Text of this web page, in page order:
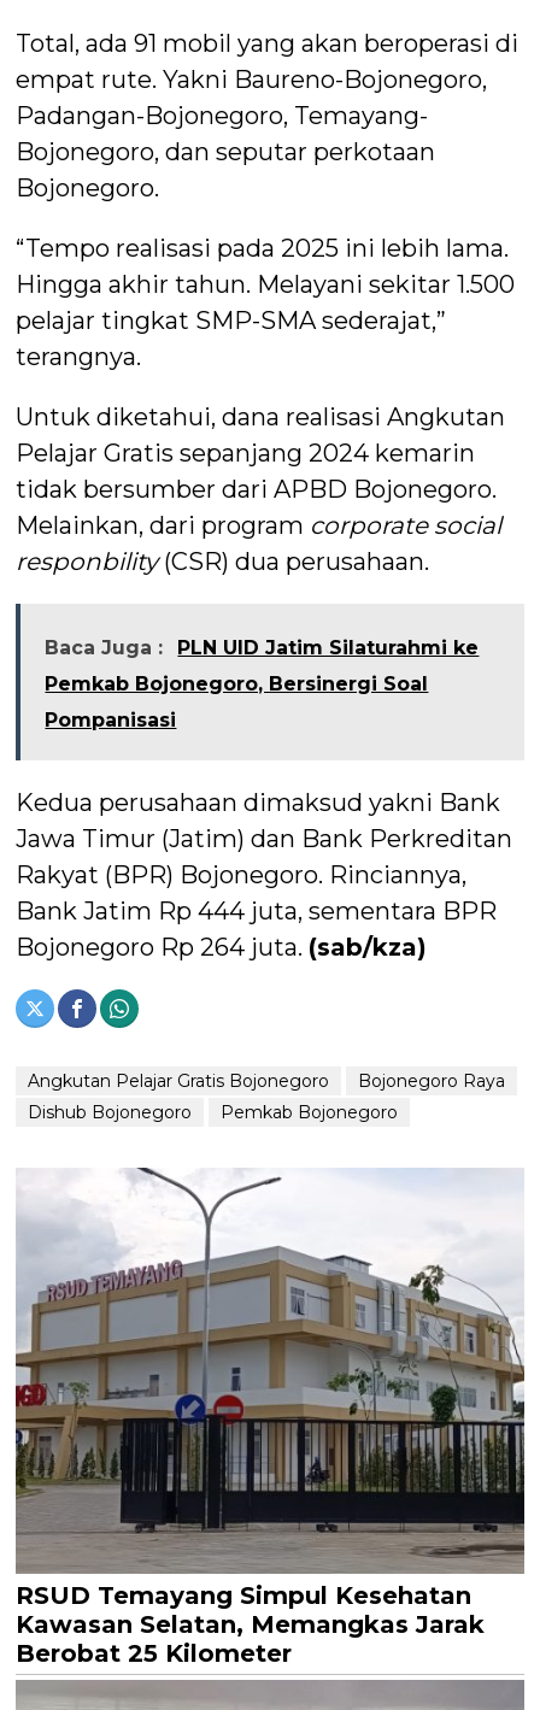
Total, ada 91 mobil yang akan beroperasi di
empat rute. Yakni Baureno-Bojonegoro,
Padangan-Bojonegoro, Temayang-
Bojonegoro, dan seputar perkotaan
Bojonegoro.
“Tempo realisasi pada 2025 ini lebih lama.
Hingga akhir tahun. Melayani sekitar 1.500
pelajar tingkat SMP-SMA sederajat,”
terangnya.
Untuk diketahui, dana realisasi Angkutan
Pelajar Gratis sepanjang 2024 kemarin
tidak bersumber dari APBD Bojonegoro.
Melainkan, dari program corporate social
responbility(CSR) dua perusahaan.
Baca Juga :
PLN UID Jatim Silaturahmi ke
Pemkab Bojonegoro, Bersinergi Soal
Pompanisasi
Kedua perusahaan dimaksud yakni Bank
Jawa Timur (Jatim) dan Bank Perkreditan
Rakyat (BPR) Bojonegoro. Rinciannya,
Bank Jatim Rp 444 juta, sementara BPR
Bojonegoro Rp 264 juta. (sab/kza)
Angkutan Pelajar Gratis Bojonegoro
Bojonegoro Raya
Dishub Bojonegoro
Pemkab Bojonegoro
RSUD Temayang Simpul Kesehatan
Kawasan Selatan, Memangkas Jarak
Berobat 25 Kilometer